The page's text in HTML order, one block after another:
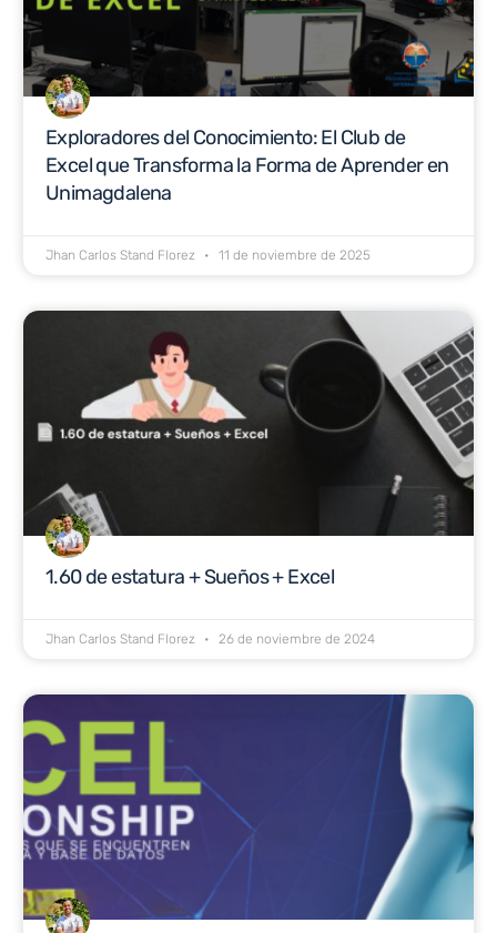
Exploradores del Conocimiento: El Club de
Excel que Transforma la Forma de Aprender en
Unimagdalena
Jhan Carlos Stand Florez 11 de noviembre de 2025
1.60 de estatura + Sueños + Excel
Jhan Carlos Stand Florez 26 de noviembre de 2024